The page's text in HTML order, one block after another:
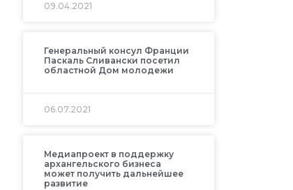
09.04.2021
Генеральный консул Франции
Паскаль Сливански посетил
областной Дом молодежи
06.07.2021
Медиапроект в поддержку
архангельского бизнеса
может получить дальнейшее
развитие